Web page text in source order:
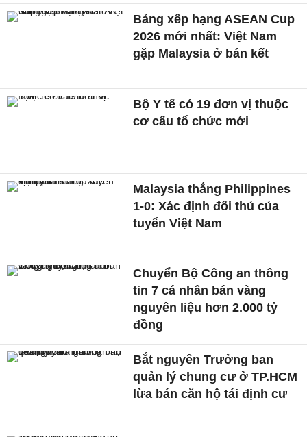
Bảng xếp hạng ASEAN Cup
2026 mới nhất: Việt Nam
gặp Malaysia ở bán kết
Bộ Y tế có 19 đơn vị thuộc
cơ cấu tổ chức mới
Malaysia thắng Philippines
1-0: Xác định đối thủ của
tuyển Việt Nam
Chuyển Bộ Công an thông
tin 7 cá nhân bán vàng
nguyên liệu hơn 2.000 tỷ
đồng
Bắt nguyên Trưởng ban
quản lý chung cư ở TP.HCM
lừa bán căn hộ tái định cư